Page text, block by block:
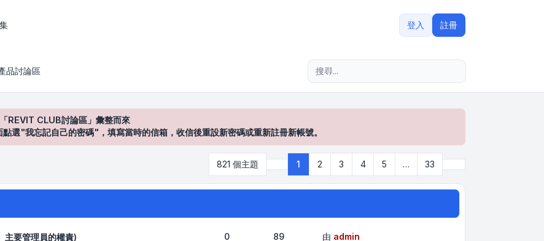
登入 註冊
品討論區
REVIT CLUB討論區」彙整而來
"我忘記自己的密碼"，填寫當時的信箱，收信後重設新密碼或重新註冊新帳號。
821 個主題 第1 頁 (共 33 頁)
1 2 3 4 5 … 33
要管理員的權責) 0 89 由 admin